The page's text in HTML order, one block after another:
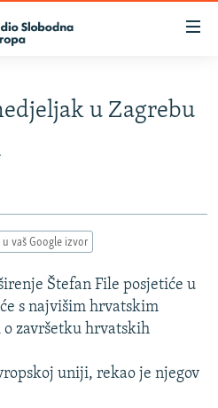
u Zagrebu
vaš Google izvor
Štefan File posjetiće u
s najvišim hrvatskim
završetku hrvatskih
uniji, rekao je njegov